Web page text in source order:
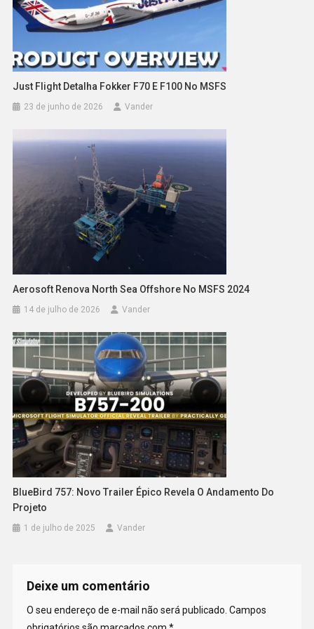
Just Flight Detalha Fokker F70 E F100 No MSFS
23 de junho de 2026 Vander
Aerosoft Renova North Sea Offshore No MSFS 2024
14 de julho de 2026 Vander
BlueBird 757: Novo Trailer Épico Revela O Andamento Do
Projeto
1 de julho de 2025 Vander
Deixe um comentário
O seu endereço de e-mail não será publicado. Campos